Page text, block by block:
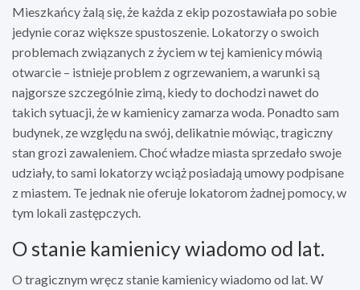
Mieszkańcy żalą się, że każda z ekip pozostawiała po sobie
jedynie coraz większe spustoszenie. Lokatorzy o swoich
problemach związanych z życiem w tej kamienicy mówią
otwarcie – istnieje problem z ogrzewaniem, a warunki są
najgorsze szczególnie zimą, kiedy to dochodzi nawet do
takich sytuacji, że w kamienicy zamarza woda. Ponadto sam
budynek, ze względu na swój, delikatnie mówiąc, tragiczny
stan grozi zawaleniem. Choć władze miasta sprzedało swoje
udziały, to sami lokatorzy wciąż posiadają umowy podpisane
z miastem. Te jednak nie oferuje lokatorom żadnej pomocy, w
tym lokali zastępczych.
O stanie kamienicy wiadomo od lat.
O tragicznym wręcz stanie kamienicy wiadomo od lat. W